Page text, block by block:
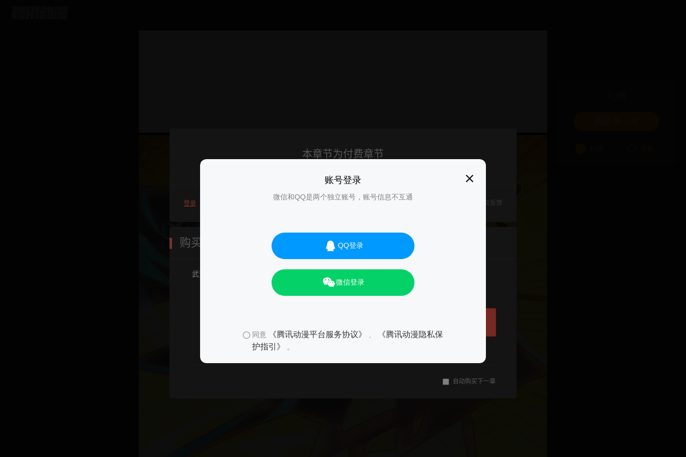
账号登录
微信和QQ是两个独立账号，账号信息不互通
QQ登录
微信登录
同意 《腾讯动漫平台服务协议》
《腾讯动漫隐私保
护指引》
。